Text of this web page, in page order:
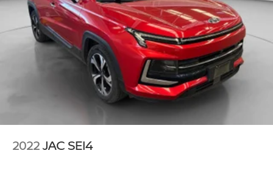
2022JAC SEI4